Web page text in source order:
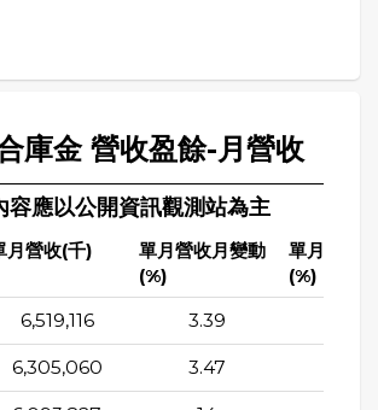
庫金 營收盈餘-月營收
容應以公開資訊觀測站為主
月營收(千)
單月營收月變動
(%)
單月營收
(%)
6,519,116 3.39
6,305,060 3.47